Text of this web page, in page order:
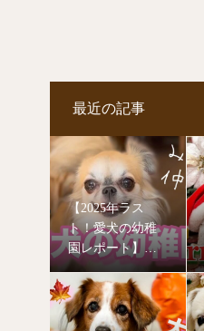
最近の記事
【2025年ラス
ト！愛犬の幼稚
園レポート】今
年もたくさんの
子達が幼稚園デ
ビューしました
🥰